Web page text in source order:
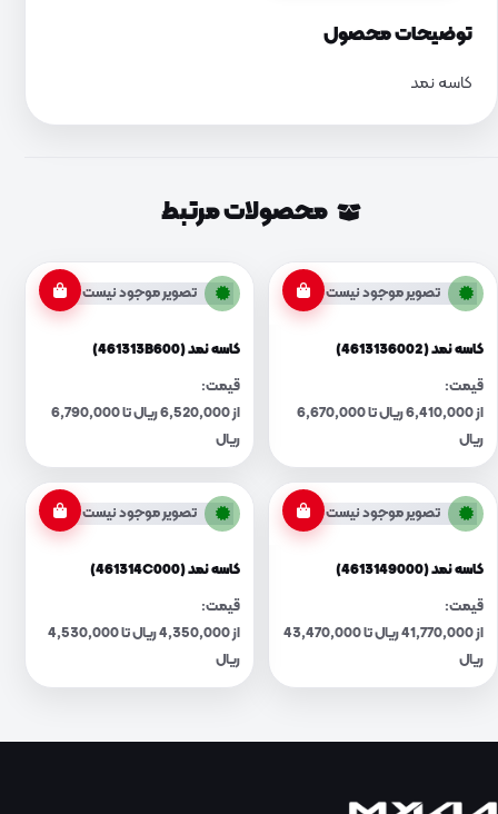
توضیحات محصول
کاسه نمد
محصولات مرتبط
تصویر موجود نیست
کاسه نمد (4613136002)
قیمت:
از 6,410,000 ریال تا 6,670,000
ریال
تصویر موجود نیست
کاسه نمد (461313B600)
قیمت:
از 6,520,000 ریال تا 6,790,000
ریال
تصویر موجود نیست
کاسه نمد (4613149000)
قیمت:
از 41,770,000 ریال تا 43,470,000
ریال
تصویر موجود نیست
کاسه نمد (461314C000)
قیمت:
از 4,350,000 ریال تا 4,530,000
ریال